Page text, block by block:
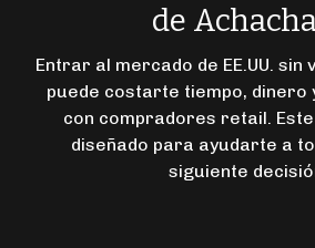
de
Entrar al mercado de EE.UU. sin
puede costarte tiempo, dinero
con compradores retail.
diseñado para ayudarte a
siguiente